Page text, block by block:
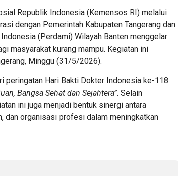
Republik Indonesia (Kemensos RI) melalui
dengan Pemerintah Kabupaten Tangerang dan
(Perdami) Wilayah Banten menggelar
masyarakat kurang mampu. Kegiatan ini
Minggu (31/5/2026).
peringatan Hari Bakti Dokter Indonesia ke-118
Bangsa Sehat dan Sejahtera”. Selain
ini juga menjadi bentuk sinergi antara
dan organisasi profesi dalam meningkatkan